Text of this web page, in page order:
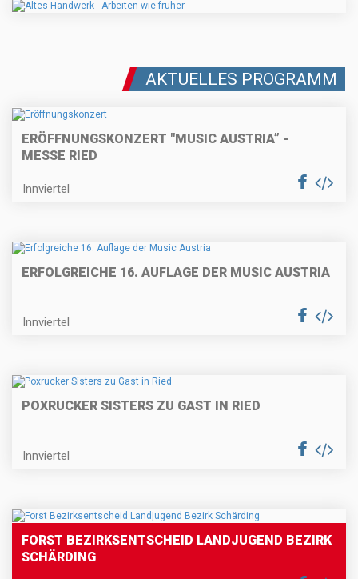
AKTUELLES PROGRAMM
ERÖFFNUNGSKONZERT "MUSIC AUSTRIA” -
MESSE RIED
Innviertel
ERFOLGREICHE 16. AUFLAGE DER MUSIC AUSTRIA
Innviertel
POXRUCKER SISTERS ZU GAST IN RIED
Innviertel
FORST BEZIRKSENTSCHEID LANDJUGEND BEZIRK
SCHÄRDING